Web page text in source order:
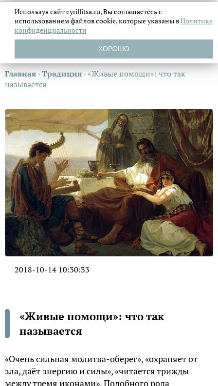
Главная ›Традиция ›«Живые помощи»: что так
называется
2018-10-14 10:30:33
«Живые помощи»: что так
называется
«Очень сильная молитва-оберег», «охраняет от
зла, даёт энергию и силы», «читается трижды
между тремя иконами». Подобного рода
Используя сайт cyrillitsa.ru, Вы соглашаетесь с
использованием файловcookie, которые указаны вПолитике
конфиденциальности
ХОРОШО